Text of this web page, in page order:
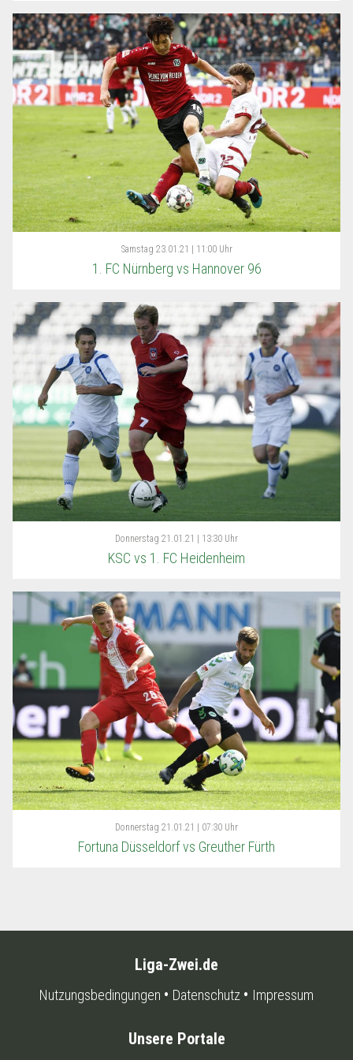
Samstag 23.01.21 | 11:00 Uhr
1. FC Nürnberg vs Hannover 96
Donnerstag 21.01.21 | 13:30 Uhr
KSC vs 1. FC Heidenheim
Donnerstag 21.01.21 | 07:30 Uhr
Fortuna Düsseldorf vs Greuther Fürth
Liga-Zwei.de
Nutzungsbedingungen Datenschutz Impressum
Unsere Portale